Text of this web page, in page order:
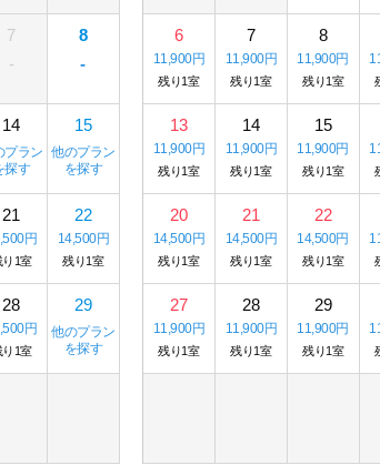
7
-
8
-
14
プラン
探す
15
他のプラン
を探す
21
円
り1室
22
14,500円
残り1室
28
円
り1室
29
他のプラン
を探す
6
11,900円
残り1室
7
11,900円
残り1室
8
11,900円
残り1室
13
11,900円
残り1室
14
11,900円
残り1室
15
11,900円
残り1室
20
14,500円
残り1室
21
14,500円
残り1室
22
14,500円
残り1室
27
11,900円
残り1室
28
11,900円
残り1室
29
11,900円
残り1室